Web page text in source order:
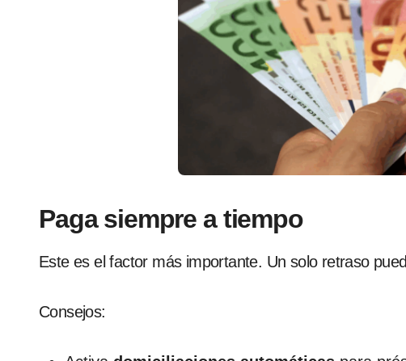
Paga siempre a tiempo
Este es el factor más importante. Un solo retraso
Consejos: